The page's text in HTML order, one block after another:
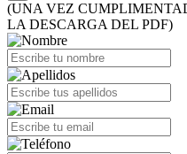
(UNA VEZ
LA DESCARGA DEL PDF)